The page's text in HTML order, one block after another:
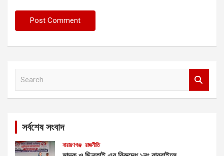
সর্বশেষ সংবাদ
নারায়ণগঞ্জ রাজনীতি